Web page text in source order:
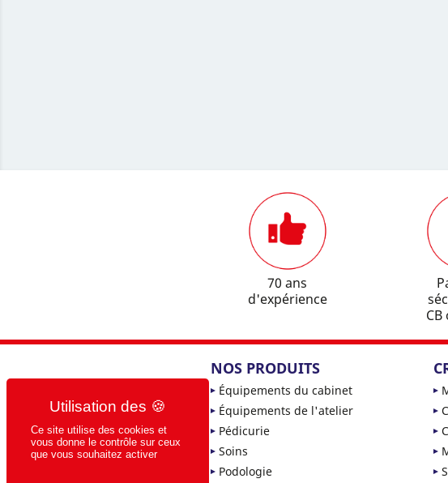
70 ans
d'expérience
CB
NOS PRODUITS
Équipements du cabinet
Équipements de l'atelier
Pédicurie
Soins
Podologie
Ce site utilise des cookies et
vous donne le contrôle sur ceux
que vous souhaitez activer